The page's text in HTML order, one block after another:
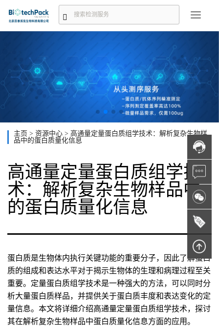
主页 > 资源中心 > 高通量定量蛋白质组学技术：解析复杂生物样
品中的蛋白质量化信息
高通量定量蛋白质组学技
术：解析复杂生物样品中
的蛋白质量化信息
蛋白质是生物体内执行关键功能的重要分子，因此了解蛋白
质的组成和表达水平对于揭示生物体的生理和病理过程至关
重要。定量蛋白质组学技术是一种强大的方法，可以同时分
析大量蛋白质样品，并提供关于蛋白质丰度和表达变化的定
量信息。本文将详细介绍高通量定量蛋白质组学技术，探讨
其在解析复杂生物样品中蛋白质量化信息方面的应用。